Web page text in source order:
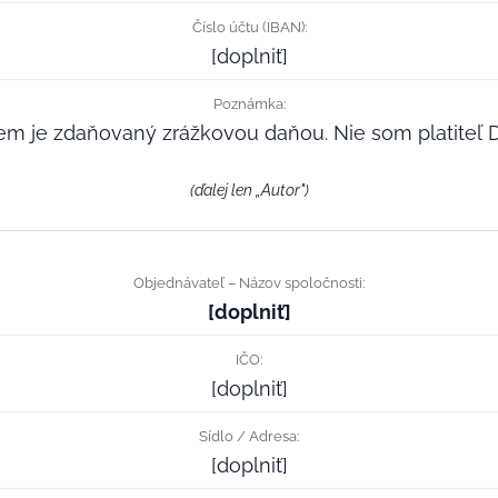
Číslo účtu (IBAN):
[doplniť]
Poznámka:
je zdaňovaný zrážkovou daňou. Nie som platiteľ
(ďalej len „Autor")
Objednávateľ – Názov spoločnosti:
[doplniť]
IČO:
[doplniť]
Sídlo / Adresa:
[doplniť]